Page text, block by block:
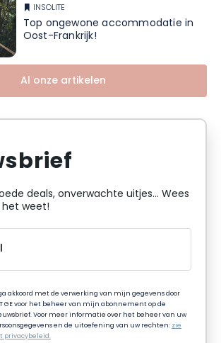
INSOLITE
Top ongewone accommodatie in
Oost-Frankrijk!
Al onze artikelen
deals, onverwachte uitjes... Wees
weet!
akkoord met de verwerking van mijn gegevens door
GE voor het beheer van mijn abonnement op de
Voor meer informatie over het beheer van uw
en de uitoefening van uw rechten:zie
privacybeleid.